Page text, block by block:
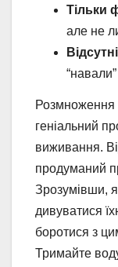
Тільки
але не
Розмноження
геніальний
виживання.
продуманий
Зрозумівши,
дивуватися
боротися з
Тримайте